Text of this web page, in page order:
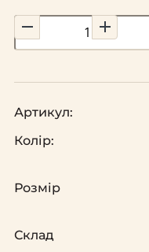
Артикул:
Колір:
Розмір
Склад